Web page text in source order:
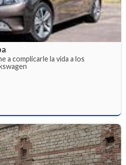
a complicarle la vida a los